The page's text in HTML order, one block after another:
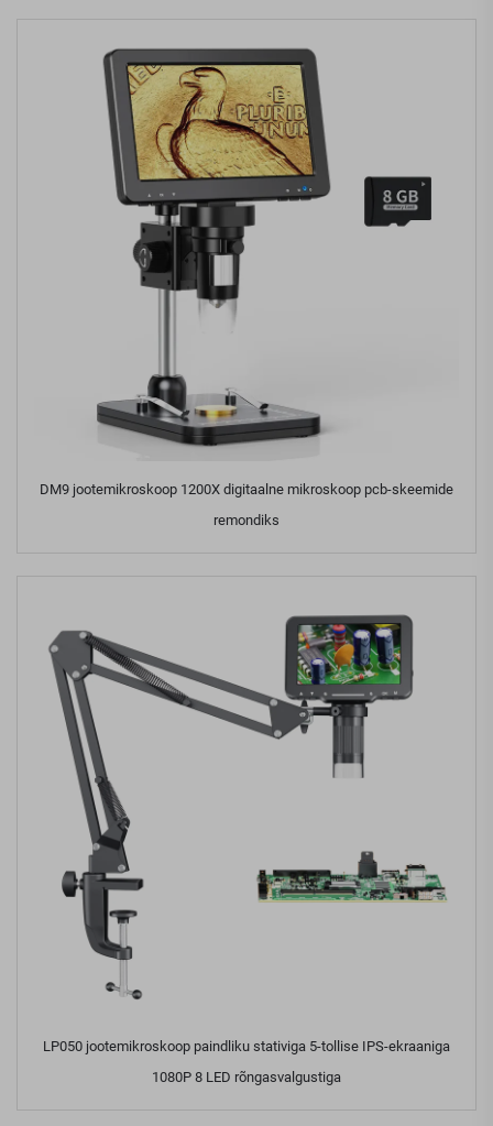
DM9 jootemikroskoop 1200X digitaalne mikroskoop pcb-skeemide
remondiks
LP050 jootemikroskoop paindliku stativiga 5-tollise IPS-ekraaniga
1080P 8 LED rõngasvalgustiga